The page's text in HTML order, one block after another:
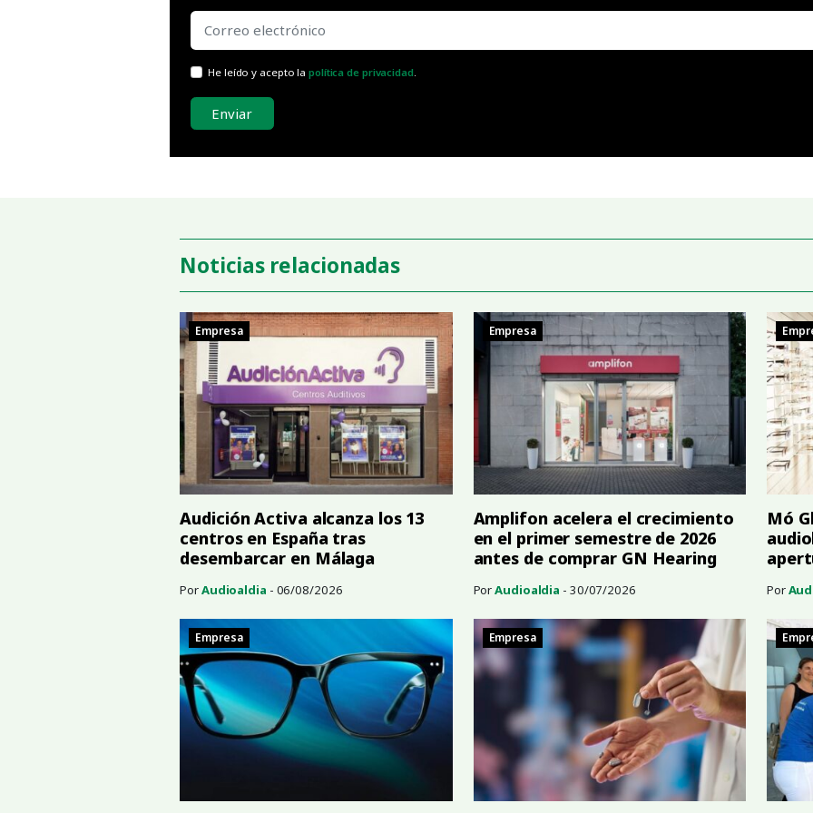
He leído y acepto lapolítica de privacidad
Enviar
Noticias relacionadas
Empresa
Audición Activa alcanza los 13
centros en España tras
desembarcar en Málaga
PorAudioaldia - 06/08/2026
Empresa
Amplifon acelera el crecimiento
en el primer semestre de 2026
antes de comprar GN Hearing
PorAudioaldia - 30/07/2026
Mó
Por
Empresa Empresa